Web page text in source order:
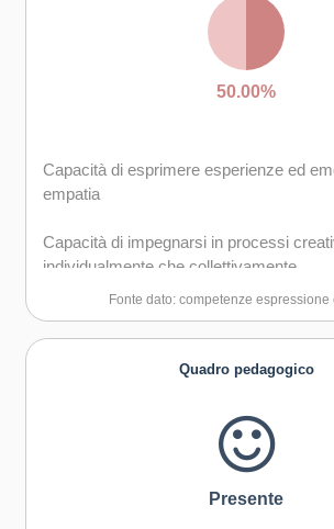
50.00%
Capacità di esprimere esperienze ed
empatia
Capacità di impegnarsi in processi
individualmente che collettivamente
Fonte dato: competenze espressione
Quadro pedagogico
Presente